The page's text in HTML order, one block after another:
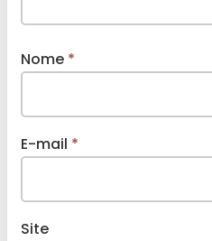
Nome *
E-mail *
Site